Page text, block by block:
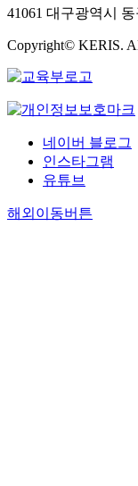
41061 대구광역시
Copyright© KERIS.
네이버 블로그
인스타그램
유튜브
해외이동버튼